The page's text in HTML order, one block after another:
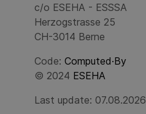
c/o ESEHA - ESSSA
Herzogstrasse 25
CH-3014 Berne
Code: Computed·By
© 2024 ESEHA
Last update: 07.08.2026